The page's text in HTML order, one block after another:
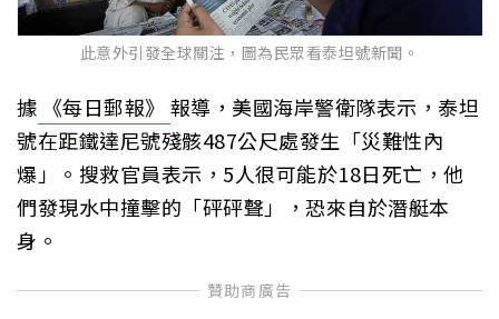
此意外引發全球關注，圖為民眾看泰坦號新聞。
據 《每日郵報》 報導，美國海岸警衛隊表示，泰坦
號在距鐵達尼號殘骸487公尺處發生「災難性內
爆」。搜救官員表示，5人很可能於18日死亡，他
們發現水中撞擊的「砰砰聲」，恐來自於潛艇本
身。